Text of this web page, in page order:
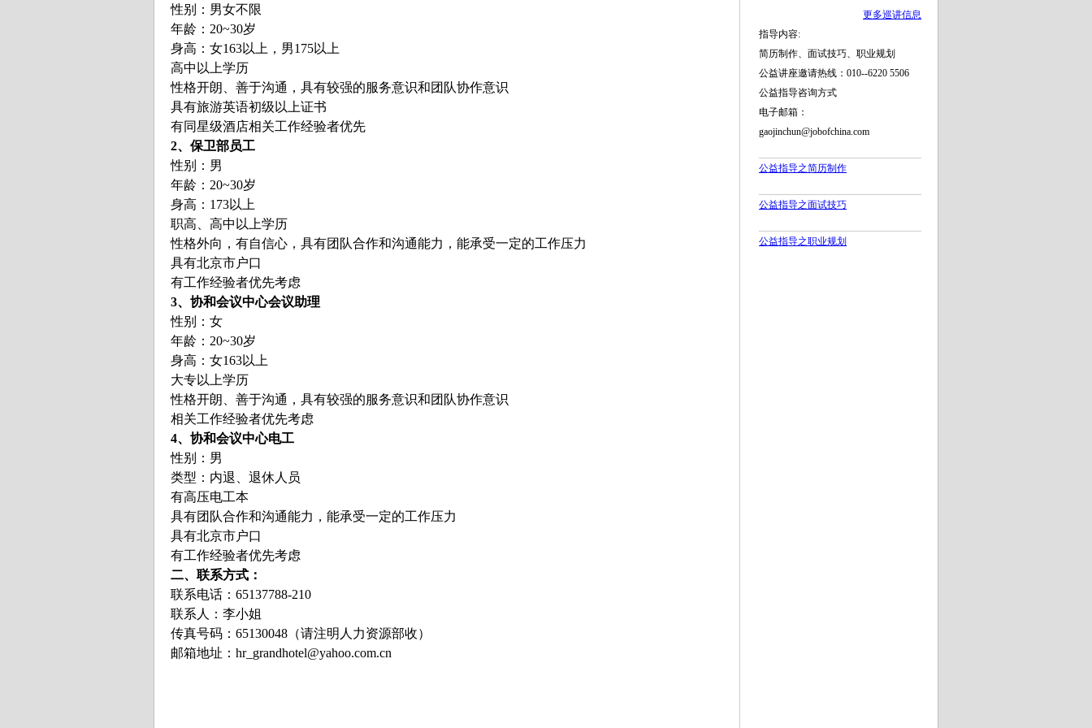
性别：男女不限
年龄：20~30岁
身高：女163以上，男175以上
高中以上学历
性格开朗、善于沟通，具有较强的服务意识和团队协作意识
具有旅游英语初级以上证书
有同星级酒店相关工作经验者优先
2、保卫部员工
性别：男
年龄：20~30岁
身高：173以上
职高、高中以上学历
性格外向，有自信心，具有团队合作和沟通能力，能承受一定的工作压力
具有北京市户口
有工作经验者优先考虑
3、协和会议中心会议助理
性别：女
年龄：20~30岁
身高：女163以上
大专以上学历
性格开朗、善于沟通，具有较强的服务意识和团队协作意识
相关工作经验者优先考虑
4、协和会议中心电工
性别：男
类型：内退、退休人员
有高压电工本
具有团队合作和沟通能力，能承受一定的工作压力
具有北京市户口
有工作经验者优先考虑
二、联系方式：
联系电话：65137788-210
联系人：李小姐
传真号码：65130048（请注明人力资源部收）
邮箱地址：hr_grandhotel@yahoo.com.cn
更多巡讲信息
指导内容:
简历制作、面试技巧、职业规划
公益讲座邀请热线：010--6220 5506
公益指导咨询方式
电子邮箱：
gaojinchun@jobofchina.com
公益指导之简历制作
公益指导之面试技巧
公益指导之职业规划